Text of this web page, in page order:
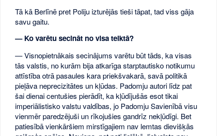
Tā kā Berlīnē pret Poliju izturējās tieši tāpat, tad viss gāja
savu gaitu.
— Ko varētu secināt no visa teiktā?
— Visnopietnākais secinājums varētu būt tāds, ka visas
tās valstis, no kurām bija atkarīga starptautisko notikumu
attīstība otrā pasaules kara priekšvakarā, savā politikā
pieļāva neprecizitātes un kļūdas. Padomju autori līdz pat
šai dienai centušies pierādīt, ka kļūdījušās esot tikai
imperiālistisko valstu valdības, jo Padomju Savienībā visu
vienmēr paredzējuši un rīkojušies gandrīz nekļūdīgi. Bet
patiesībā vienkāršiem mirstīgajiem nav lemtas dievišķās